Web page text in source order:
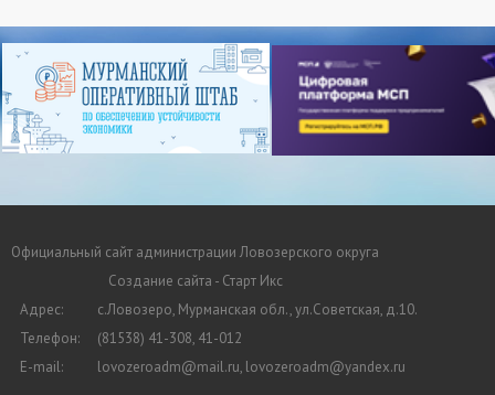
Официальный сайт администрации Ловозерского округа
Создание сайта - Старт Икс
Адрес:
с.Ловозеро, Мурманская обл., ул.Советская, д.10.
Телефон:
(81538) 41-308, 41-012
E-mail:
lovozeroadm@mail.ru, lovozeroadm@yandex.ru